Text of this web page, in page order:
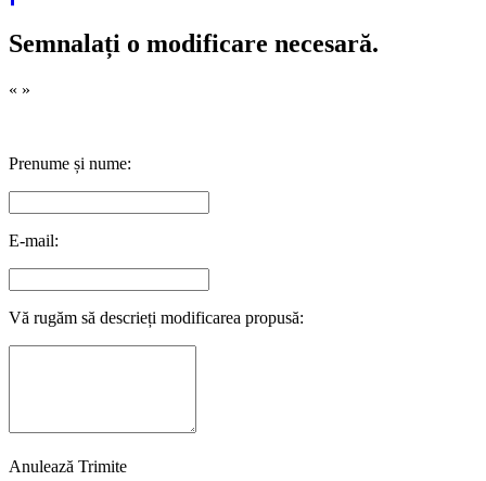
Semnalați o modificare necesară.
« »
Prenume și nume:
E-mail:
Vă rugăm să descrieți modificarea propusă:
Anulează Trimite